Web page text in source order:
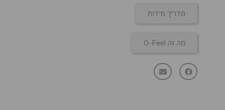
מדריך מידות
מה זה O-Feel